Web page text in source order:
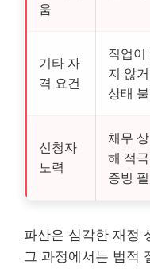
움
기타 자
격 요건
직업이
지 않
상태
신청자
노력
채무
해 적
증빙
파산은 심각한 재정
그 과정에서는 법적